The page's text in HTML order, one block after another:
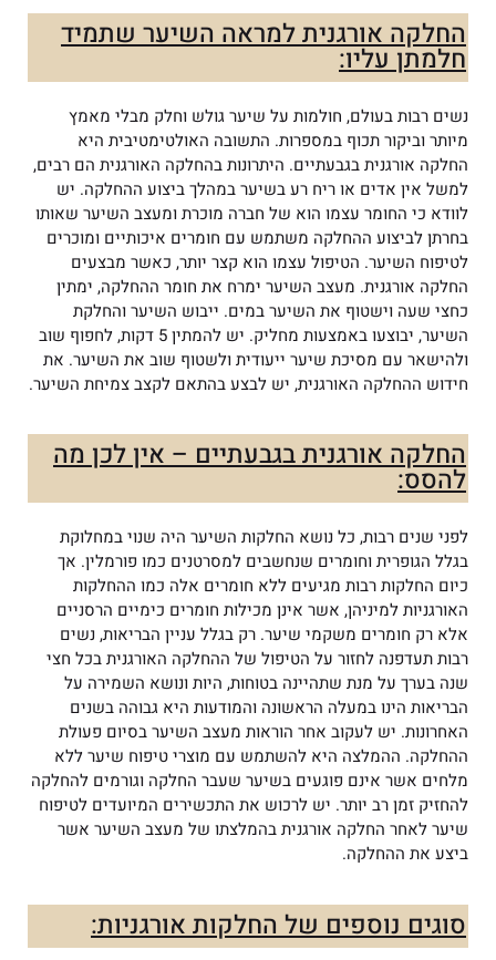
החלקה אורגנית למראה השיער שתמיד
חלמתן עליו:
נשים רבות בעולם, חולמות על שיער גולש וחלק מבלי מאמץ
מיותר וביקור תכוף במספרות. התשובה האולטימטיבית היא
החלקה אורגנית בגבעתיים. היתרונות בהחלקה האורגנית הם רבים,
למשל אין אדים או ריח רע בשיער במהלך ביצוע ההחלקה. יש
לוודא כי החומר עצמו הוא של חברה מוכרת ומעצב השיער שאותו
בחרתן לביצוע ההחלקה משתמש עם חומרים איכותיים ומוכרים
לטיפוח השיער. הטיפול עצמו הוא קצר יותר, כאשר מבצעים
החלקה אורגנית. מעצב השיער ימרח את חומר ההחלקה, ימתין
כחצי שעה וישטוף את השיער במים. ייבוש השיער והחלקת
השיער, יבוצעו באמצעות מחליק. יש להמתין 5 דקות, לחפוף שוב
ולהישאר עם מסיכת שיער ייעודית ולשטוף שוב את השיער. את
חידוש ההחלקה האורגנית, יש לבצע בהתאם לקצב צמיחת השיער.
החלקה אורגנית בגבעתיים – אין לכן מה
להסס:
לפני שנים רבות, כל נושא החלקות השיער היה שנוי במחלוקת
בגלל הגופרית וחומרים שנחשבים למסרטנים כמו פורמלין. אך
כיום החלקות רבות מגיעים ללא חומרים אלה כמו ההחלקות
האורגניות למיניהן, אשר אינן מכילות חומרים כימיים הרסניים
אלא רק חומרים משקמי שיער. רק בגלל עניין הבריאות, נשים
רבות תעדפנה לחזור על הטיפול של ההחלקה האורגנית בכל חצי
שנה בערך על מנת שתהיינה בטוחות, היות ונושא השמירה על
הבריאות הינו במעלה הראשונה והמודעות היא גבוהה בשנים
האחרונות. יש לעקוב אחר הוראות מעצב השיער בסיום פעולת
ההחלקה. ההמלצה היא להשתמש עם מוצרי טיפוח שיער ללא
מלחים אשר אינם פוגעים בשיער שעבר החלקה וגורמים להחלקה
להחזיק זמן רב יותר. יש לרכוש את התכשירים המיועדים לטיפוח
שיער לאחר החלקה אורגנית בהמלצתו של מעצב השיער אשר
ביצע את ההחלקה.
סוגים נוספים של החלקות אורגניות: